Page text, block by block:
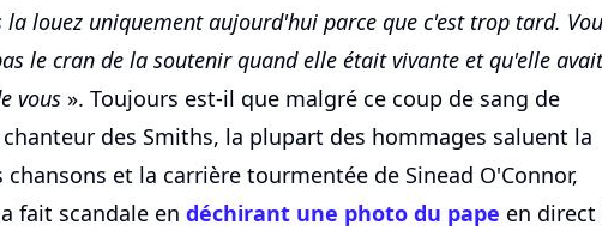
la louez uniquement aujourd'hui parce que c'est trop tard.
le cran de la soutenir quand elle était vivante et qu'elle avait
vous ». Toujours est-il que malgré ce coup de sang de
des Smiths, la plupart des hommages saluent la
chansons et la carrière tourmentée de Sinead O'Connor,
fait scandale en déchirant une photo du pape en direct